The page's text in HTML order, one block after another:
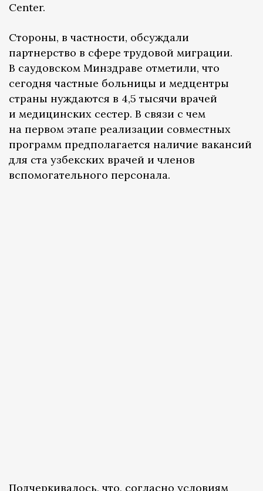
Center.
Стороны, в частности, обсуждали
партнерство в сфере трудовой миграции.
В саудовском Минздраве отметили, что
сегодня частные больницы и медцентры
страны нуждаются в 4,5 тысячи врачей
и медицинских сестер. В связи с чем
на первом этапе реализации совместных
программ предполагается наличие вакансий
для ста узбекских врачей и членов
вспомогательного персонала.
Подчеркивалось, что, согласно условиям